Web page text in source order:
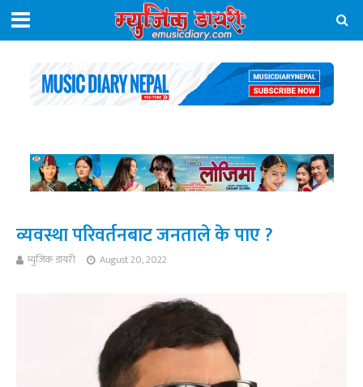
व्यवस्था परिवर्तनबाट जनताले के पाए ?
म्युजिक डायरी August 20, 2022